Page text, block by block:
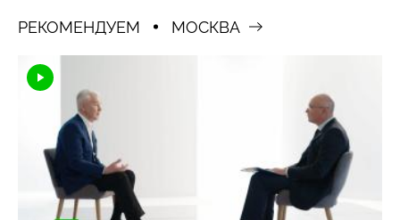
РЕКОМЕНДУЕМ МОСКВА